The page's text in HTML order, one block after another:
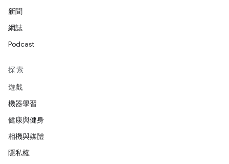
新聞
網誌
Podcast
探索
遊戲
機器學習
健康與健身
相機與媒體
隱私權